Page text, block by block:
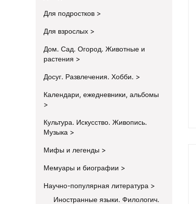
Для подростков
Для взрослых
Дом. Сад. Огород. Животные и
растения
Досуг. Развлечения. Хобби.
Календари, ежедневники, альбомы
Культура. Искусство. Живопись.
Музыка
Мифы и легенды
Мемуары и биографии
Научно-популярная литература
Иностранные языки. Филологич.